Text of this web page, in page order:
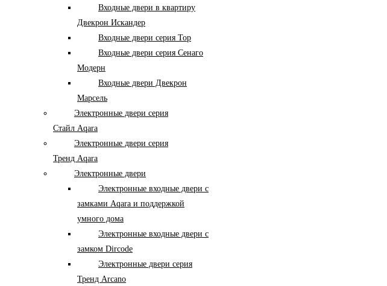
Входные двери в квартиру
Двекрон Искандер
Входные двери серия Тор
Входные двери серия Сенаго
Модерн
Входные двери Двекрон
Марсель
Электронные двери серия
Стайл Aqara
Электронные двери серия
Тренд Aqara
Электронные двери
Электронные входные двери с
замками Aqara и поддержкой
умного дома
Электронные входные двери с
замком Dircode
Электронные двери серия
Тренд Arcano